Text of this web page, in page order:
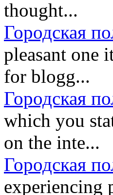
thought...
Городская
pleasant one
for blogg...
Городская
which you
on the inte...
Городская
experiencing